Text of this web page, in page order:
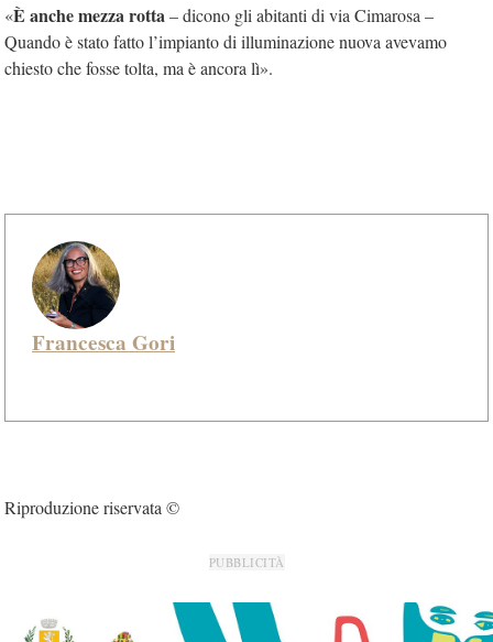
«È anche mezza rotta– dicono gli abitanti di via Cimarosa –
Quando è stato fatto l’impianto di illuminazione nuova avevamo
chiesto che fosse tolta, ma è ancora lì».
Francesca Gori
Riproduzione riservata ©
PUBBLICITÀ